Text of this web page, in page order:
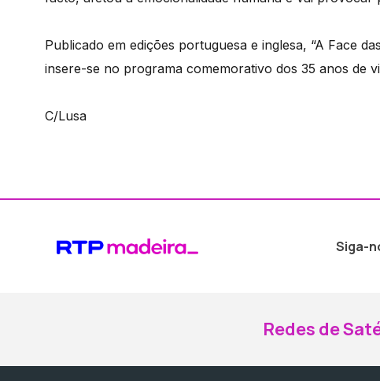
Publicado em edições portuguesa e inglesa, “A Face
insere-se no programa comemorativo dos 35 anos de
C/Lusa
Siga-
Redes de